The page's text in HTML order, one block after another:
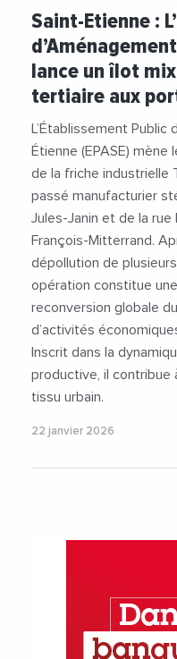
Saint-Etienne :
lance un îlot
tertiaire aux
L’Établissement Public
Étienne (EPASE)
de la friche industrielle
passé manufacturier
Jules-Janin et de la
François-Mitterrand.
dépollution de
opération constitue
reconversion globale
d’activités
Inscrit dans la
productive, il contribue
tissu urbain.
22 janvier 2026